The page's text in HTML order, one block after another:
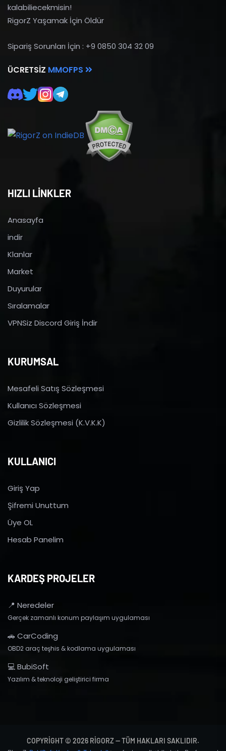
kalabiliecekmisin!
RigorZ Yaşamak İçin Öldür
Sipariş Sorunları İçin : +9 0850 304 32 09
ÜCRETSIZ MMOFPS
HIZLI LİNKLER
Anasayfa
indir
Klanlar
Market
Duyurular
Sıralamalar
VPNSiz Discord Giriş İndir
KURUMSAL
Mesafeli Satış Sözleşmesi
Kullanıcı Sözleşmesi
Gizlilik Sözleşmesi (K.V.K.K)
KULLANICI
Giriş Yap
Şifremi Unuttum
Üye OL
Hesab Panelim
KARDEŞ PROJELER
📍 Neredeler
Gerçek zamanlı konum paylaşım uygulaması
🚗 CarCoding
OBD2 araç teşhis & kodlama uygulaması
💻 BubiSoft
Yazılım & teknoloji geliştirici firma
COPYRIGHT © 2026 RIGORZ — TÜM HAKLARI SAKLIDIR.